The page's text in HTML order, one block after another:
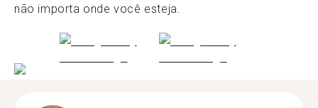
não importa onde você esteja.